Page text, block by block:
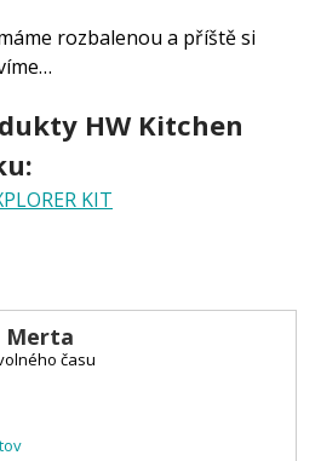
rozbalenou a příště si
HW Kitchen
KIT
Merta
času